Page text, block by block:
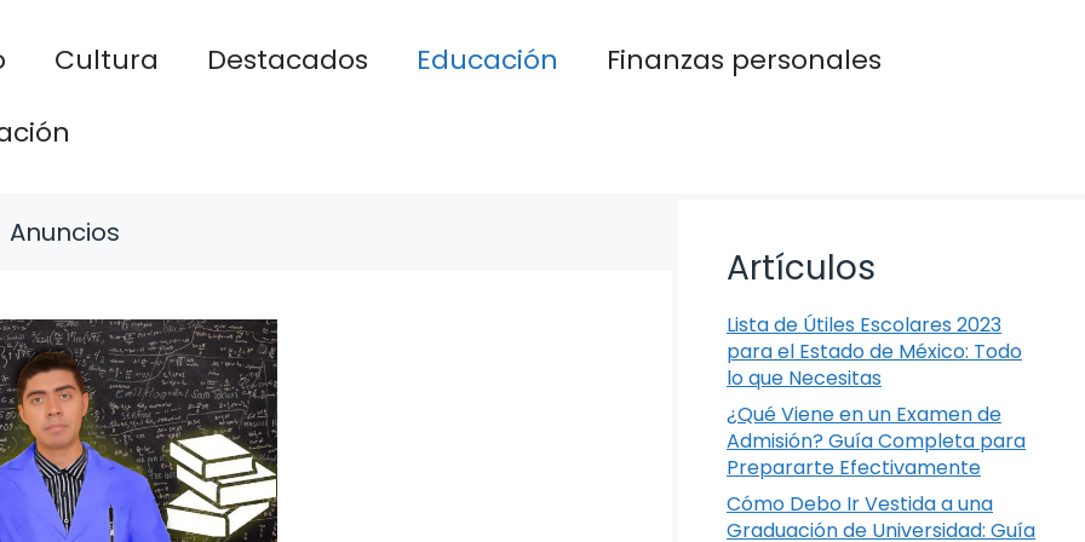
Cultura Destacados Educación
Finanzas personales
Anuncios
Artículos
Lista de Útiles Escolares 2023
para el Estado de México: Todo
lo que Necesitas
¿Qué Viene en un Examen de
Admisión? Guía Completa para
Prepararte Efectivamente
Cómo Debo Ir Vestida a una
Graduación de Universidad: Guía